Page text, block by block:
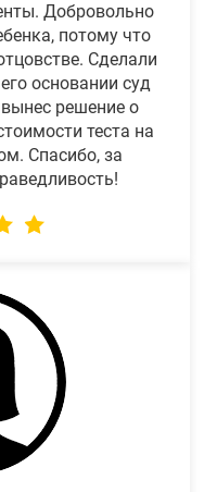
Добровольно
потому что
Сделали
основании суд
решение о
теста на
Спасибо, за